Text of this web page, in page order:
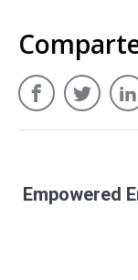
Empowered